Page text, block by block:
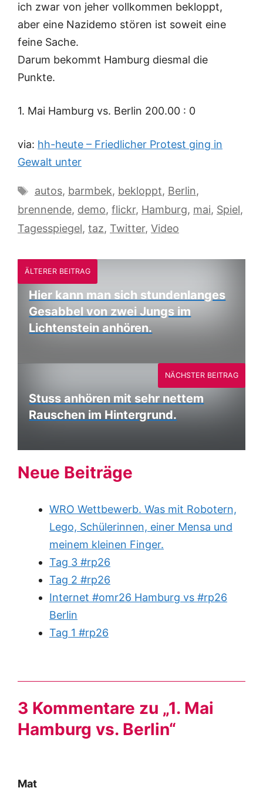
ich zwar von jeher vollkommen bekloppt,
aber eine Nazidemo stören ist soweit eine
feine Sache.
Darum bekommt Hamburg diesmal die
Punkte.
1. Mai Hamburg vs. Berlin 200.00 : 0
via: hh-heute – Friedlicher Protest ging in
Gewalt unter
Schlagwörter
autos, barmbek, bekloppt, Berlin,
brennende, demo, flickr, Hamburg, mai, Spiel,
Tagesspiegel, taz, Twitter, Video
ÄLTERER BEITRAG
Hier kann man sich stundenlanges
Gesabbel von zwei Jungs im
Lichtenstein anhören.
Stuss anhören mit sehr nettem
Rauschen im Hintergrund.
NÄCHSTER BEITRAG
Neue Beiträge
WRO Wettbewerb. Was mit Robotern,
Lego, Schülerinnen, einer Mensa und
meinem kleinen Finger.
Tag 3 #rp26
Tag 2 #rp26
Internet #omr26 Hamburg vs #rp26
Berlin
Tag 1 #rp26
3 Kommentare zu „1. Mai
Hamburg vs. Berlin“
Mat